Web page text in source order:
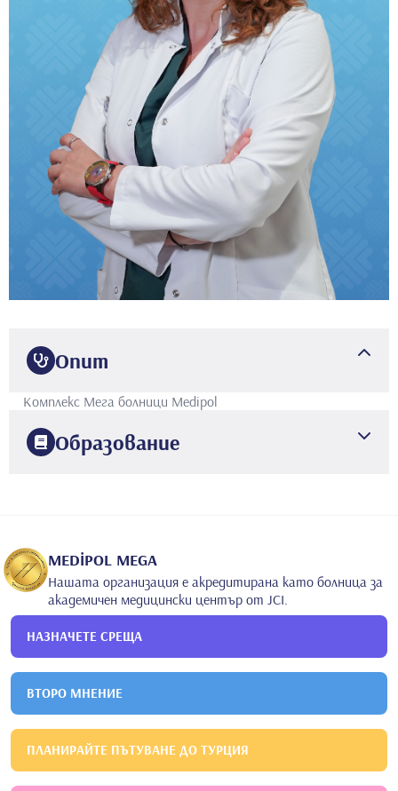
Опит
Комплекс Мега болници Medipol
Образование
MEDİPOL MEGA
Нашата организация е акредитирана като болница за
академичен медицински център от JCI.
НАЗНАЧЕТЕ СРЕЩА
ВТОРО МНЕНИЕ
ПЛАНИРАЙТЕ ПЪТУВАНЕ ДО ТУРЦИЯ